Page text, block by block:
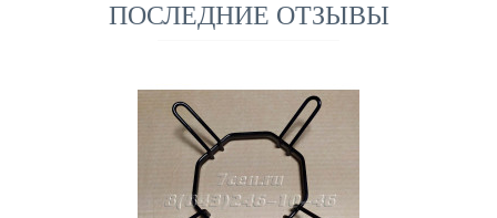
ПОСЛЕДНИЕ ОТЗЫВЫ